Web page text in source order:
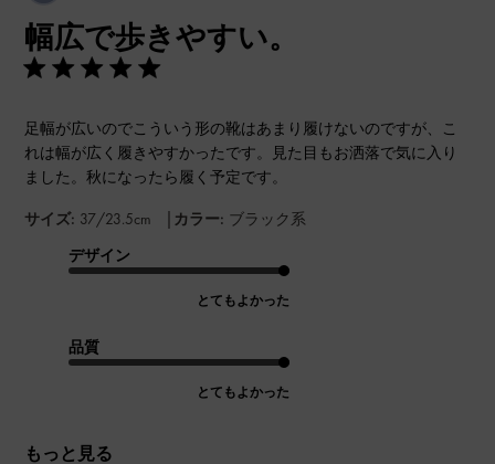
幅広で歩きやすい。
足幅が広いのでこういう形の靴はあまり履けないのですが、こ
れは幅が広く履きやすかったです。見た目もお洒落で気に入り
ました。秋になったら履く予定です。
サイズ: 37/23.5cm | カラー: ブラック系
デザイン
とてもよかった
品質
とてもよかった
もっと見る